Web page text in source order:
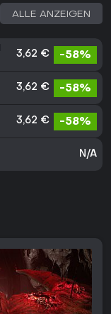
ALLE ANZEIGEN
3,62 € -58%
3,62 € -58%
3,62 € -58%
N/A